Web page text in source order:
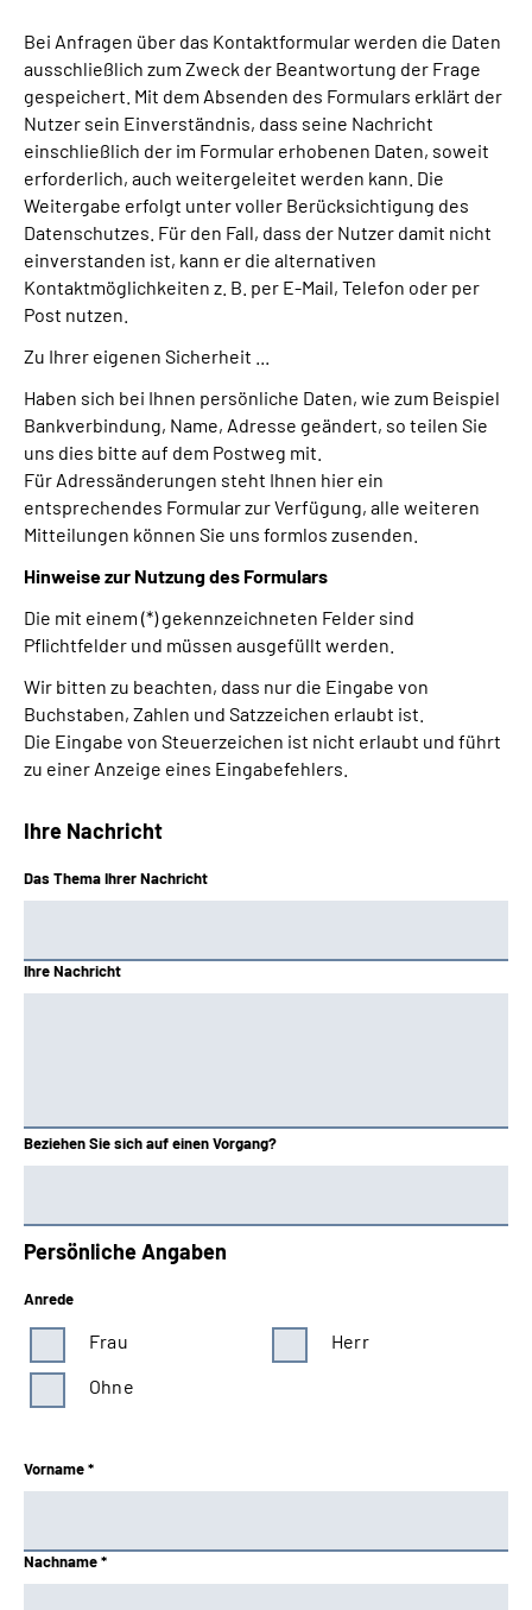
Bei Anfragen über das Kontaktformular werden die Daten
ausschließlich zum Zweck der Beantwortung der Frage
gespeichert. Mit dem Absenden des Formulars erklärt der
Nutzer sein Einverständnis, dass seine Nachricht
einschließlich der im Formular erhobenen Daten, soweit
erforderlich, auch weitergeleitet werden kann. Die
Weitergabe erfolgt unter voller Berücksichtigung des
Datenschutzes. Für den Fall, dass der Nutzer damit nicht
einverstanden ist, kann er die alternativen
Kontaktmöglichkeiten z. B. per E-Mail, Telefon oder per
Post nutzen.
Zu Ihrer eigenen Sicherheit ...
Haben sich bei Ihnen persönliche Daten, wie zum Beispiel
Bankverbindung, Name, Adresse geändert, so teilen Sie
uns dies bitte auf dem Postweg mit.
Für Adressänderungen steht Ihnen hier ein
entsprechendes Formular zur Verfügung, alle weiteren
Mitteilungen können Sie uns formlos zusenden.
Hinweise zur Nutzung des Formulars
Die mit einem (*) gekennzeichneten Felder sind
Pflichtfelder und müssen ausgefüllt werden.
Wir bitten zu beachten, dass nur die Eingabe von
Buchstaben, Zahlen und Satzzeichen erlaubt ist.
Die Eingabe von Steuerzeichen ist nicht erlaubt und führt
zu einer Anzeige eines Eingabefehlers.
Ihre Nachricht
Das Thema Ihrer Nachricht
Ihre Nachricht
Beziehen Sie sich auf einen Vorgang?
Persönliche Angaben
Anrede
Frau
Herr
Ohne
Vorname *
Nachname *